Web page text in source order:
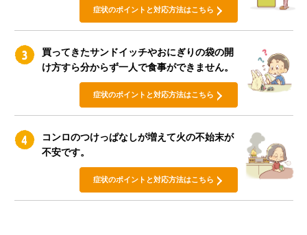
症状のポイントと対応方法はこちら
買ってきたサンドイッチやおにぎりの袋の開
け方すら分からず一人で食事ができません。
症状のポイントと対応方法はこちら
コンロのつけっぱなしが増えて火の不始末が
不安です。
症状のポイントと対応方法はこちら